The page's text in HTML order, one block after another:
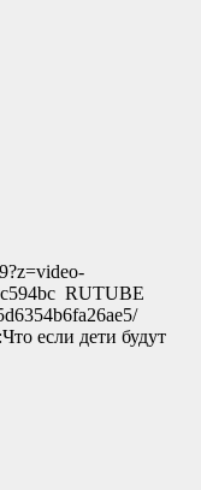
RUTUBE
если дети будут